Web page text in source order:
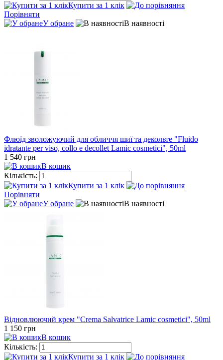
Купити за 1 клiк
Порівняти
У обране
В наявності
Флюїд зволожуючий для обличчя шиї та декольте "Fluido
idratante per viso, collo e decollet Lamic cosmetici", 50ml
1 540 грн
В кошик
Кількість:
Купити за 1 клiк
Порівняти
У обране
В наявності
Відновлюючий крем "Crema Salvatrice Lamic cosmetici", 50ml
1 150 грн
В кошик
Кількість:
Купити за 1 клiк